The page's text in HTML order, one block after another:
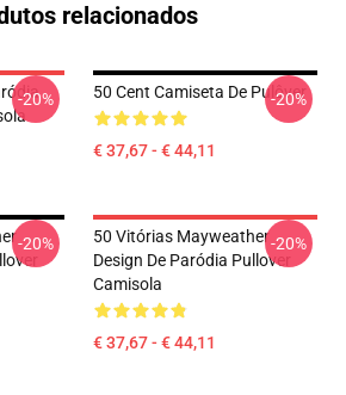
relacionados
-20% 50 Cent Camiseta De Pulôver
€ 37,67 - € 44,11
-20%
-20%
50 Vitórias Mayweather
Design De Paródia Pullover
Camisola
€ 37,67 - € 44,11
-20%